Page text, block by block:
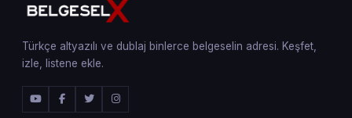
Türkçe altyazılı ve dublaj binlerce belgeselin adresi. Keşfet,
izle, listene ekle.